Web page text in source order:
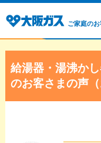
ご家庭のお
給湯器・湯沸か
のお客さまの声